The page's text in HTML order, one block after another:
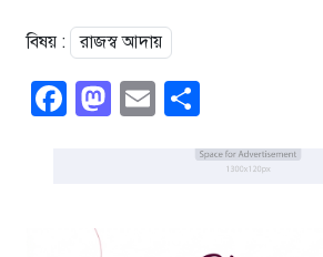
বিষয় : রাজস্ব আদায়
Facebook
Mastodon
Email